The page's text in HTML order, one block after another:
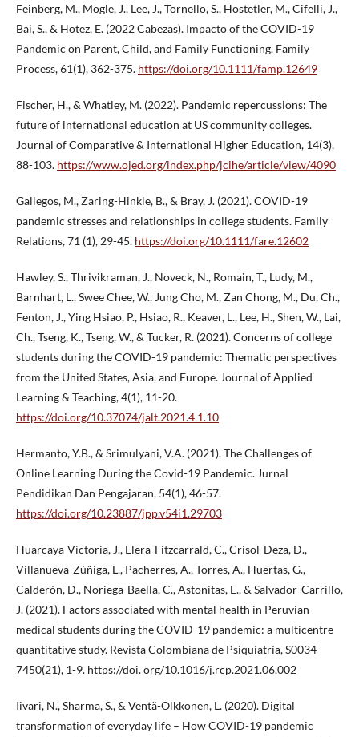
Feinberg, M., Mogle, J., Lee, J., Tornello, S., Hostetler, M., Cifelli, J.,
Bai, S., & Hotez, E. (2022 Cabezas). Impacto of the COVID-19
Pandemic on Parent, Child, and Family Functioning. Family
Process, 61(1), 362-375. https://doi.org/10.1111/famp.12649
Fischer, H., & Whatley, M. (2022). Pandemic repercussions: The
future of international education at US community colleges.
Journal of Comparative & International Higher Education, 14(3),
88-103. https://www.ojed.org/index.php/jcihe/article/view/4090
Gallegos, M., Zaring-Hinkle, B., & Bray, J. (2021). COVID-19
pandemic stresses and relationships in college students. Family
Relations, 71 (1), 29-45. https://doi.org/10.1111/fare.12602
Hawley, S., Thrivikraman, J., Noveck, N., Romain, T., Ludy, M.,
Barnhart, L., Swee Chee, W., Jung Cho, M., Zan Chong, M., Du, Ch.,
Fenton, J., Ying Hsiao, P., Hsiao, R., Keaver, L., Lee, H., Shen, W., Lai,
Ch., Tseng, K., Tseng, W., & Tucker, R. (2021). Concerns of college
students during the COVID-19 pandemic: Thematic perspectives
from the United States, Asia, and Europe. Journal of Applied
Learning & Teaching, 4(1), 11-20.
https://doi.org/10.37074/jalt.2021.4.1.10
Hermanto, Y.B., & Srimulyani, V.A. (2021). The Challenges of
Online Learning During the Covid-19 Pandemic. Jurnal
Pendidikan Dan Pengajaran, 54(1), 46-57.
https://doi.org/10.23887/jpp.v54i1.29703
Huarcaya-Victoria, J., Elera-Fitzcarrald, C., Crisol-Deza, D.,
Villanueva-Zúñiga, L., Pacherres, A., Torres, A., Huertas, G.,
Calderón, D., Noriega-Baella, C., Astonitas, E., & Salvador-Carrillo,
J. (2021). Factors associated with mental health in Peruvian
medical students during the COVID-19 pandemic: a multicentre
quantitative study. Revista Colombiana de Psiquiatría, S0034-
7450(21), 1-9. https://doi. org/10.1016/j.rcp.2021.06.002
Iivari, N., Sharma, S., & Ventä-Olkkonen, L. (2020). Digital
transformation of everyday life – How COVID-19 pandemic